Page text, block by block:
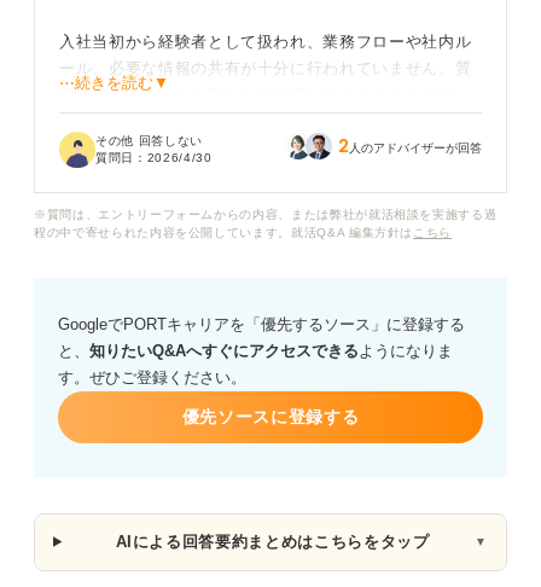
入社当初から経験者として扱われ、業務フローや社内ル
ール、必要な情報の共有が十分に行われていません。質
問をしても忙しいと言われて後回しにされることが多
から手をつけるべきか分からない状態です。
て評価を下げられるのではないか、試用期間で判断され
中途入社者が仕事を教えてもらえない環境で、どのよう
に立ち回ればよいのかを整理し、人間関係を悪化させず
に状況を改善するための現実的な選択肢を教えていただ
きたいです。
⋯続きを読む▼
その他 回答しない
質問日： 2026/4/30 2 人のアドバイザーが回答
※質問は、エントリーフォームからの内容、または弊社が就活相談を実施する過
程の中で寄せられた内容を公開しています。就活Q&A 編集方針は こちら
GoogleでPORTキャリアを「優先するソース」に登録する
と、 知りたいQ&Aへすぐにアクセスできるようになりま
す。ぜひご登録ください。
優先ソースに登録する
AIによる回答要約まとめはこちらをタップ ▼